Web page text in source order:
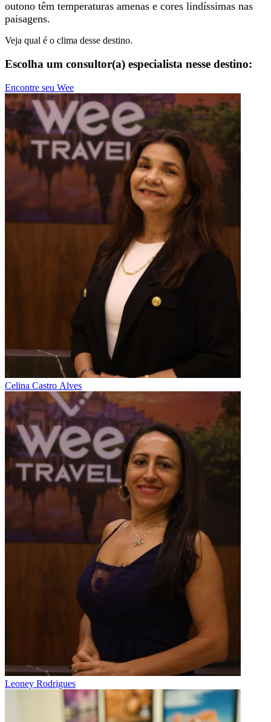
outono têm temperaturas amenas e cores lindíssimas nas
paisagens.
Veja qual é o clima desse destino.
Escolha um consultor(a) especialista nesse destino:
Encontre seu Wee
Celina Castro Alves
Leoney Rodrigues